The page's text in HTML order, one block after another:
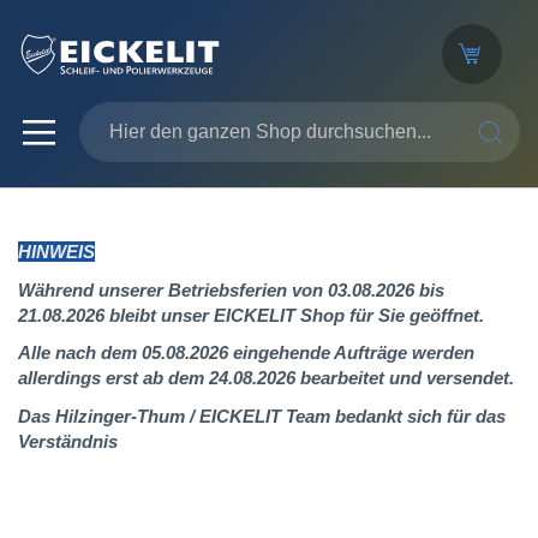
SUCHE
HINWEIS
Während unserer Betriebsferien von 03.08.2026 bis
21.08.2026 bleibt unser EICKELIT Shop für Sie geöffnet.
Alle nach dem 05.08.2026 eingehende Aufträge werden
allerdings erst ab dem 24.08.2026 bearbeitet und versendet.
Das Hilzinger-Thum / EICKELIT Team bedankt sich für das
Verständnis